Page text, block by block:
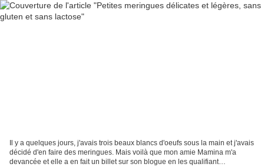
Il y a quelques jours, j'avais trois beaux blancs d'oeufs sous la main et j'avais
décidé d'en faire des meringues. Mais voilà que mon amie Mamina m'a
devancée et elle a en fait un billet sur son blogue en les qualifiant